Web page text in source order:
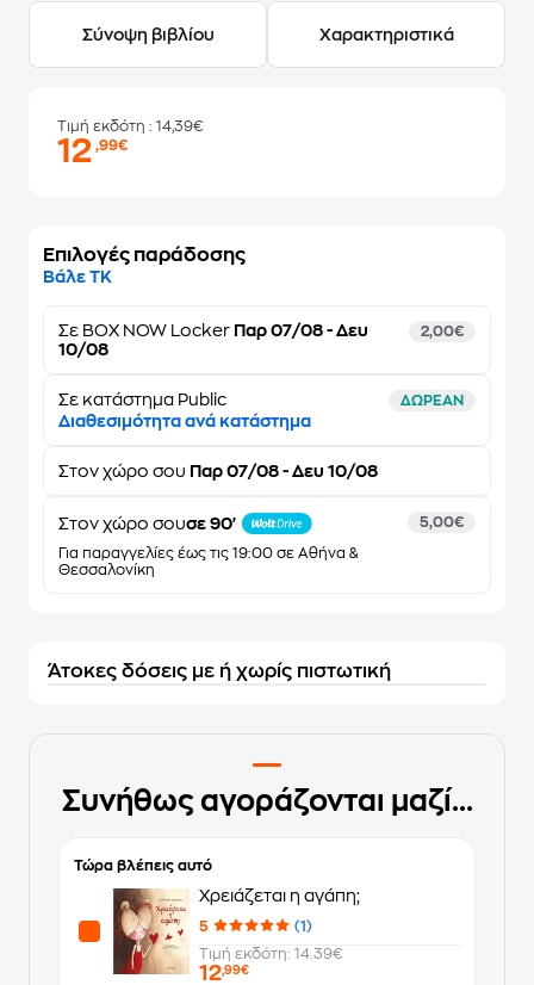
Σύνοψη βιβλίου Χαρακτηριστικά
Τιμή εκδότη : 14,39€
12,99€
Επιλογές παράδοσης
Βάλε ΤΚ
Σε BOX NOW Locker Παρ 07/08 - Δευ
10/08
2,00€
Σε κατάστημα Public ΔΩΡΕΑΝ
Διαθεσιμότητα ανά κατάστημα
Στον χώρο σου Παρ 07/08 - Δευ 10/08
Στον χώρο σουσε 90'
Για παραγγελίες έως τις 19:00 σε Αθήνα &
Θεσσαλονίκη
5,00€
Άτοκες δόσεις με ή χωρίς πιστωτική
Συνήθως αγοράζονται μαζί...
Τώρα βλέπεις αυτό
Χρειάζεται η αγάπη;
5
(1)
Τιμή εκδότη: 14.39€
12,99€